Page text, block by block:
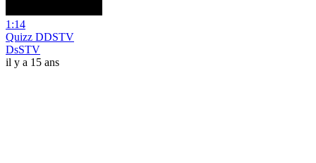
1:14
Quizz DDSTV
DsSTV
il y a 15 ans